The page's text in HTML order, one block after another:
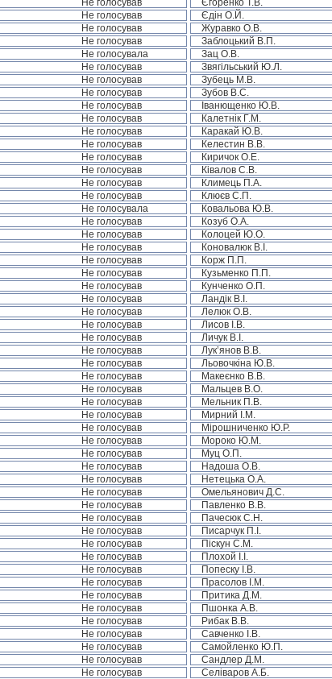
Не голосував Єгоренко Т.В.
Не голосував Єдін О.Й.
Не голосував Журавко О.В.
Не голосував Заблоцький В.П.
Не голосувала Зац О.В.
Не голосував Звягільський Ю.Л.
Не голосував Зубець М.В.
Не голосував Зубов В.С.
Не голосував Іванющенко Ю.В.
Не голосував Калетнік Г.М.
Не голосував Каракай Ю.В.
Не голосував Келестин В.В.
Не голосував Киричок О.Е.
Не голосував Ківалов С.В.
Не голосував Климець П.А.
Не голосував Клюєв С.П.
Не голосувала Ковальова Ю.В.
Не голосував Козуб О.А.
Не голосував Колоцей Ю.О.
Не голосував Коновалюк В.І.
Не голосував Корж П.П.
Не голосував Кузьменко П.П.
Не голосував Кунченко О.П.
Не голосував Ландік В.І.
Не голосував Лелюк О.В.
Не голосував Лисов І.В.
Не голосував Личук В.І.
Не голосував Лук’янов В.В.
Не голосував Льовочкіна Ю.В.
Не голосував Макеєнко В.В.
Не голосував Мальцев В.О.
Не голосував Мельник П.В.
Не голосував Мирний І.М.
Не голосував Мірошниченко Ю.Р.
Не голосував Мороко Ю.М.
Не голосував Муц О.П.
Не голосував Надоша О.В.
Не голосував Нетецька О.А.
Не голосував Омельянович Д.С.
Не голосував Павленко В.В.
Не голосував Пачесюк С.Н.
Не голосував Писарчук П.І.
Не голосував Піскун С.М.
Не голосував Плохой І.І.
Не голосував Попеску І.В.
Не голосував Прасолов І.М.
Не голосував Притика Д.М.
Не голосував Пшонка А.В.
Не голосував Рибак В.В.
Не голосував Савченко І.В.
Не голосував Самойленко Ю.П.
Не голосував Сандлер Д.М.
Не голосував Селіваров А.Б.